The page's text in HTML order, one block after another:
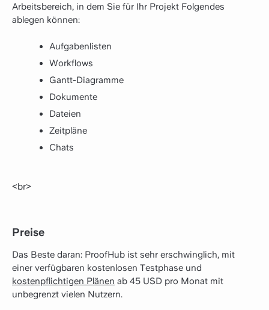
Arbeitsbereich, in dem Sie für Ihr Projekt Folgendes
ablegen können:
Aufgabenlisten
Workflows
Gantt-Diagramme
Dokumente
Dateien
Zeitpläne
Chats
<br>
Preise
Das Beste daran: ProofHub ist sehr erschwinglich, mit
einer verfügbaren kostenlosen Testphase und
kostenpflichtigen Plänen ab 45 USD pro Monat mit
unbegrenzt vielen Nutzern.